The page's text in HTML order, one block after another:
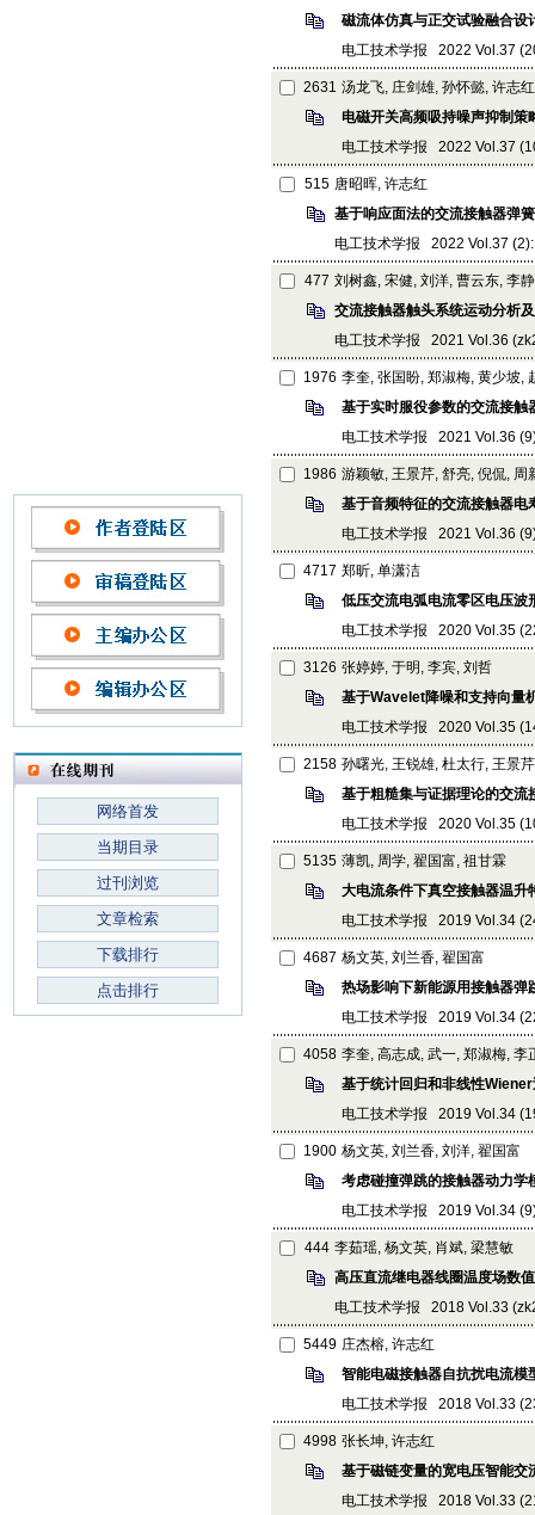
网络首发
当期目录
过刊浏览
文章检索
下载排行
点击排行
磁流体仿真与正交试验融合设
电工技术学报 2022 Vol.37
2631 汤龙飞, 庄剑雄, 孙怀懿, 许志红
电磁开关高频吸持噪声抑制策
电工技术学报 2022 Vol.37
515 唐昭晖, 许志红
基于响应面法的交流接触器弹
电工技术学报 2022 Vol.37
477 刘树鑫, 宋健, 刘洋, 曹云东, 李静
交流接触器触头系统运动分析
电工技术学报 2021 Vol.36
1976 李奎, 张国盼, 郑淑梅, 黄少坡,
基于实时服役参数的交流接触
电工技术学报 2021 Vol.36
1986 游颖敏, 王景芹, 舒亮, 倪侃, 周
基于音频特征的交流接触器电
电工技术学报 2021 Vol.36
4717 郑昕, 单潇洁
低压交流电弧电流零区电压波
电工技术学报 2020 Vol.35
3126 张婷婷, 于明, 李宾, 刘哲
基于Wavelet降噪和支持向量
电工技术学报 2020 Vol.35
2158 孙曙光, 王锐雄, 杜太行, 王景
基于粗糙集与证据理论的交流
电工技术学报 2020 Vol.35
5135 薄凯, 周学, 翟国富, 祖甘霖
大电流条件下真空接触器温升
电工技术学报 2019 Vol.34
4687 杨文英, 刘兰香, 翟国富
热场影响下新能源用接触器弹
电工技术学报 2019 Vol.34
4058 李奎, 高志成, 武一, 郑淑梅, 李
基于统计回归和非线性
电工技术学报 2019 Vol.34
1900 杨文英, 刘兰香, 刘洋, 翟国富
考虑碰撞弹跳的接触器动力学
电工技术学报 2019 Vol.34
444 李茹瑶, 杨文英, 肖斌, 梁慧敏
高压直流继电器线圈温度场数
电工技术学报 2018 Vol.33
5449 庄杰榕, 许志红
智能电磁接触器自抗扰电流模
电工技术学报 2018 Vol.33
4998 张长坤, 许志红
基于磁链变量的宽电压智能交
电工技术学报 2018 Vol.33